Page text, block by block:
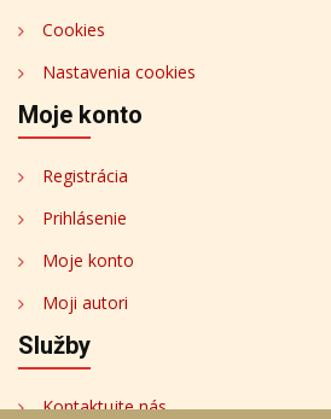
Cookies
Nastavenia cookies
Moje konto
Registrácia
Prihlásenie
Moje konto
Moji autori
Služby
Kontaktujte nás